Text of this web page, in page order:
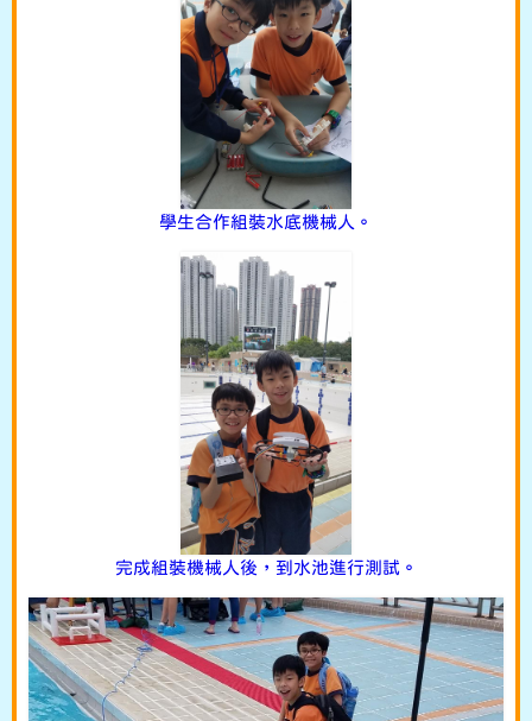
學生合作組裝水底機械人。
完成組裝機械人後，到水池進行測試。